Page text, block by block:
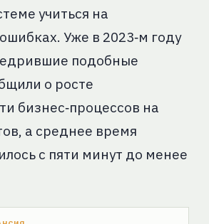
учиться на
Уже в 2023‑м году
подобные
о росте
бизнес‑процессов на
а среднее время
с пяти минут до менее